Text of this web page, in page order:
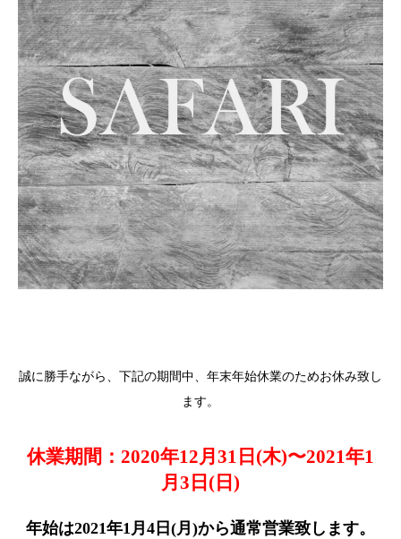
誠に勝手ながら、下記の期間中、年末年始休業のためお休み致し
ます。
休業期間：2020年12月31日(木)〜2021年1
月3日(日)
年始は2021年1月4日(月)から通常営業致します。